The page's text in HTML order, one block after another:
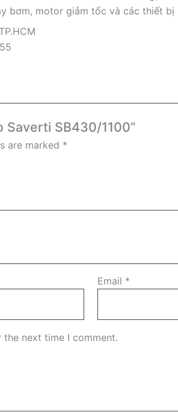
bơm, motor giảm tốc và các thiết bị
SB430/1100”
are marked *
Email *
the next time I comment.